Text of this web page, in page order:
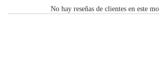
No hay reseñas de clientes en este